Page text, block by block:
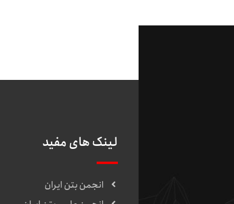
لینک های مفید
انجمن بتن ایران